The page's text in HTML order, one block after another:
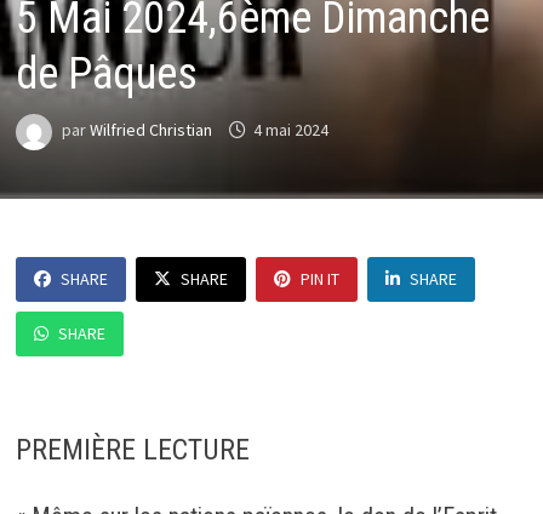
5 Mai 2024,6ème Dimanche
de Pâques
parWilfried Christian 4 mai 2024
SHARE SHARE PIN IT SHARE
SHARE
PREMIÈRE LECTURE